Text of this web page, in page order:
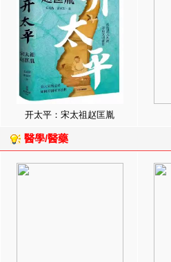
开太平：宋太祖赵匡胤
醫學/醫藥